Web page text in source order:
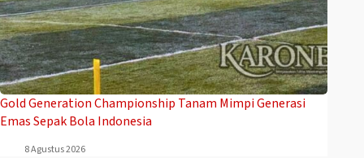
Gold Generation Championship Tanam Mimpi Generasi
Emas Sepak Bola Indonesia
8 Agustus 2026